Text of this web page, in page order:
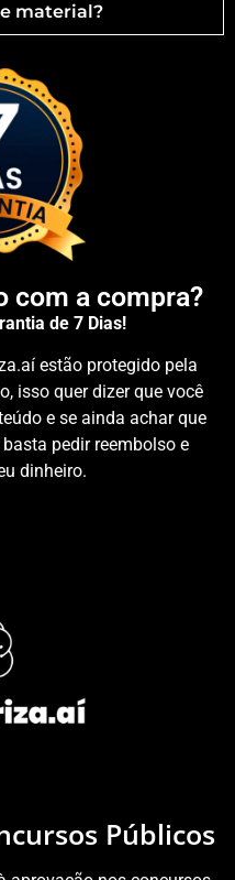
material?
com a compra?
de 7 Dias!
estão protegido pela
isso quer dizer que você
e se ainda achar que
pedir reembolso e
dinheiro.
Públicos